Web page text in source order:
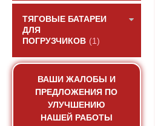
ТЯГОВЫЕ БАТАРЕИ
ДЛЯ
ПОГРУЗЧИКОВ (1)
ВАШИ ЖАЛОБЫ И
ПРЕДЛОЖЕНИЯ ПО
УЛУЧШЕНИЮ
НАШЕЙ РАБОТЫ